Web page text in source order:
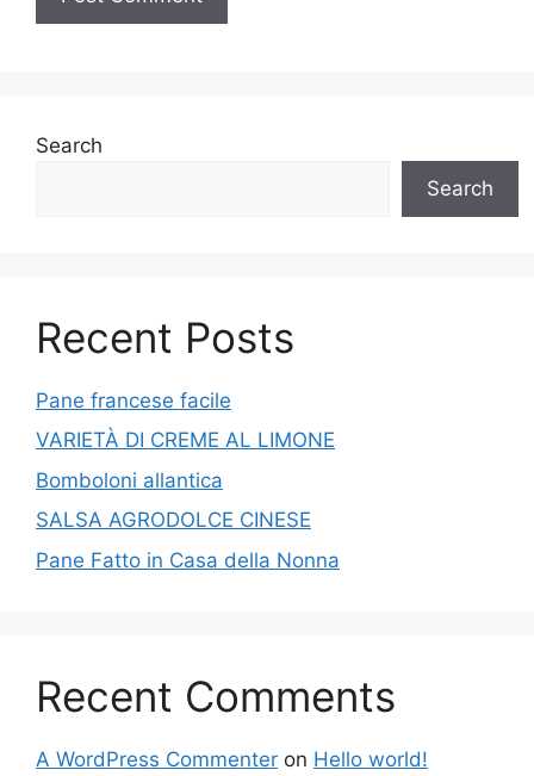
Search
Search
Recent Posts
Pane francese facile
VARIETÀ DI CREME AL LIMONE
Bomboloni allantica
SALSA AGRODOLCE CINESE
Pane Fatto in Casa della Nonna
Recent Comments
A WordPress Commenter on Hello world!